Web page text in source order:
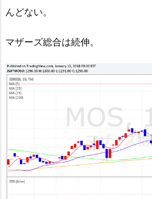
んどない。
マザーズ総合は続伸。